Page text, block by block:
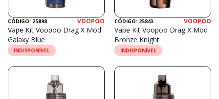
CÓDIGO: 25898 VOOPOO
Vape Kit Voopoo Drag X Mod
Galaxy Blue
INDISPONÍVEL
CÓDIGO: 25843 VOOPOO
Vape Kit Voopoo Drag X Mod
Bronze Knight
INDISPONÍVEL